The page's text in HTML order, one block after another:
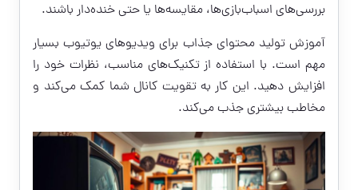
بررسی‌های اسباب‌بازی‌ها، مقایسه‌ها یا حتی خنده‌دار باشند.
آموزش تولید محتوای جذاب برای ویدیوهای یوتیوب بسیار
مهم است. با استفاده از تکنیک‌های مناسب، نظرات خود را
افزایش دهید. این کار به تقویت کانال شما کمک می‌کند و
مخاطب بیشتری جذب می‌کند.